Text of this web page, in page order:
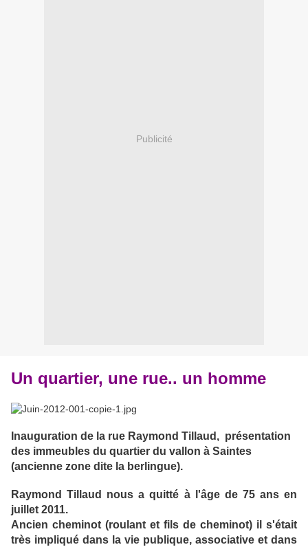
Publicité
Un quartier, une rue.. un homme
Inauguration de la rue Raymond Tillaud, présentation
des immeubles du quartier du vallon à Saintes
(ancienne zone dite la berlingue).
Raymond Tillaud nous a quitté à l'âge de 75 ans en
juillet 2011.
Ancien cheminot (roulant et fils de cheminot) il s'était
très impliqué dans la vie publique, associative et dans